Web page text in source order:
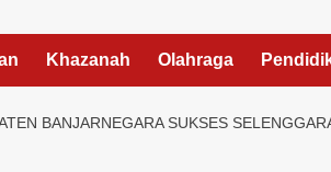
Khazanah Olahraga
BANJARNEGARA SUKSES